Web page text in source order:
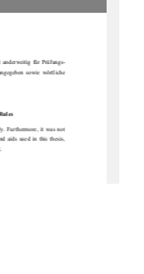
anderweitig für Prüfungs-
sowie  wörtliche
Furthermore,  it  was  not
aids  used  in  this  thesis,